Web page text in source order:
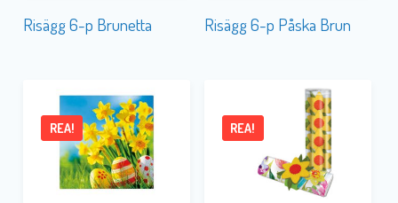
Risägg 6-p Brunetta Risägg 6-p Påska Brun
REA! REA!